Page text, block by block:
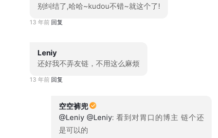
别纠结了,哈哈~kudou不错~就这个了!
13 年前 回复
Leniy
还好我不弄友链，不用这么麻烦
13 年前 回复
空空裤兜
@Leniy @Leniy: 看到对胃口的博主 链个还
是可以的